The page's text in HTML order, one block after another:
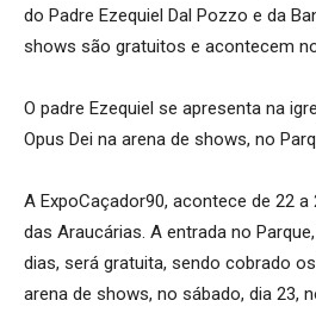
do Padre Ezequiel Dal Pozzo e da
shows são gratuitos e acontecem
O padre Ezequiel se apresenta na
Opus Dei na arena de shows, no
A ExpoCaçador90, acontece de 22
das Araucárias. A entrada no
dias, será gratuita, sendo cobrado
arena de shows, no sábado, dia 23,